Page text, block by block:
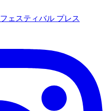
フェスティバル プレス